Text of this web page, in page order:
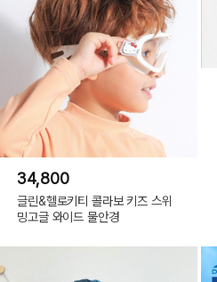
34,800
글린&헬로키티 콜라보 키즈 스위
밍고글 와이드 물안경